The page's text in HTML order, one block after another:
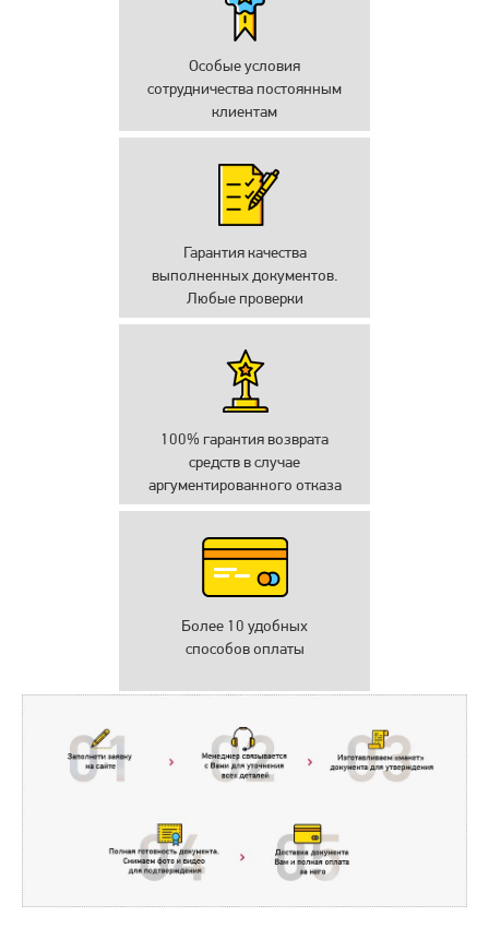
Особые условия
сотрудничества постоянным
клиентам
Гарантия качества
выполненных документов.
Любые проверки
100% гарантия возврата
средств в случае
аргументированного отказа
Более 10 удобных
способов оплаты